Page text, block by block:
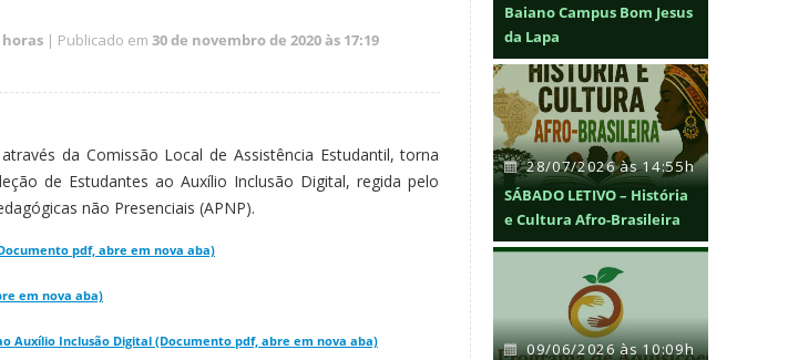
horas | Publicado em 30 de novembro de 2020 às 17:19
da Comissão Local de Assistência Estudantil, torna
de Estudantes ao Auxílio Inclusão Digital, regida pelo
não Presenciais (APNP).
pdf, abre em nova aba)
em nova aba)
Auxílio Inclusão Digital (Documento pdf, abre em nova aba)
Baiano Campus Bom Jesus
da Lapa
28/07/2026 às 14:55h
SÁBADO LETIVO – História
e Cultura Afro-Brasileira
09/06/2026 às 10:09h